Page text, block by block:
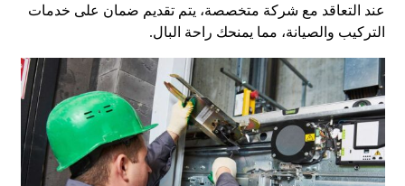
عند التعاقد مع شركة متخصصة، يتم تقديم ضمان على خدمات
التركيب والصيانة، مما يمنحك راحة البال.